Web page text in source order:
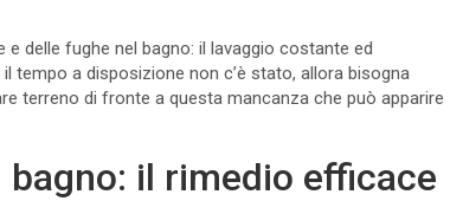
e delle fughe nel bagno: il lavaggio costante ed
tempo a disposizione non c’è stato, allora bisogna
terreno di fronte a questa mancanza che può apparire
il rimedio efficace